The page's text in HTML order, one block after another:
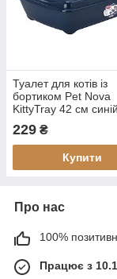
Туалет для котів із
бортиком Pet Nova
KittyTray 42 см синій
229 ₴
Купити
Про нас
100%
Працює з